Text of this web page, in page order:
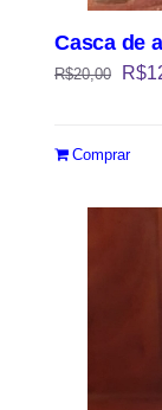
Casca de
R$20,00 R$
Comprar